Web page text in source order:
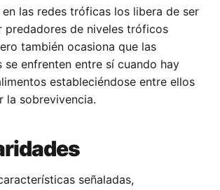
en las redes tróficas los libera de ser
predadores de niveles tróficos
también ocasiona que las
se enfrenten entre sí cuando hay
estableciéndose entre ellos
la sobrevivencia.
señaladas,